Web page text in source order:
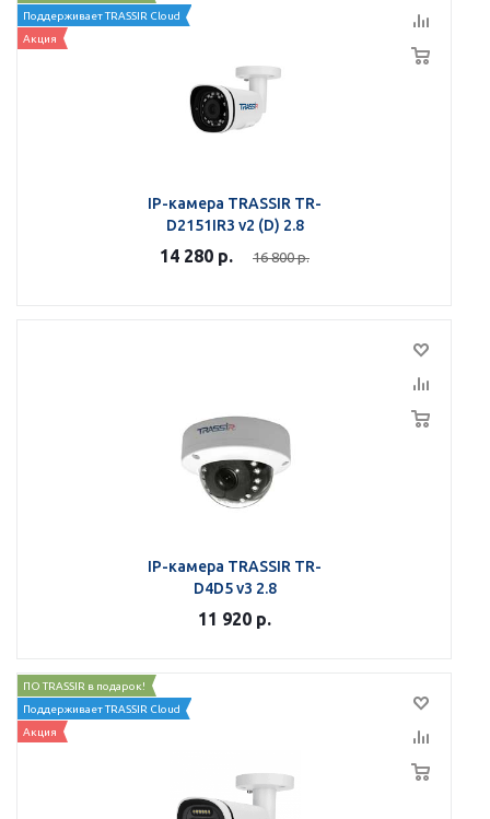
Поддерживает TRASSIR Cloud
Акция
IP-камера TRASSIR TR-
D2151IR3 v2 (D) 2.8
14 280 р. 16 800р.
IP-камера TRASSIR TR-
D4D5 v3 2.8
11 920 р.
ПО TRASSIR в подарок!
Поддерживает TRASSIR Cloud
Акция